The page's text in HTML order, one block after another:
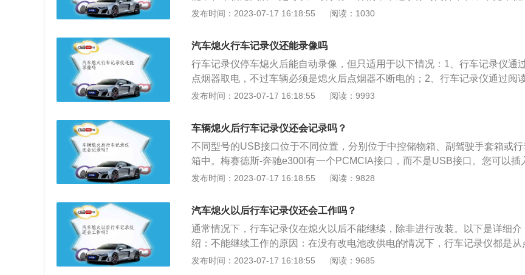
法，故导致不能循环录像。4、请检查卡里面锁定文件是否过多，若过多，则会
文件在卡里面，比如将卡取出，用非专业读卡器读取，有些设备会将文件写入
内，导致无法循环录像，请将卡在产品上格式化后再用。
火后记录仪是没有充电的。一般的记录仪在汽车熄火后十几秒内就会关机，自
即记录车辆行驶途中的影像及声音等相关资讯的仪器。安装行车记录仪后，能
记录汽车行驶全过程的视频图像和声音，可为交通事故提供证据。喜欢自驾游
人，还可以用它来记录征服艰难险阻的过程。开车时边走边录像，同时把时间
速度、所在位置都记录在录像里，相当“黑匣子”。也可在家用作DV拍摄生活乐
趣，或者作为家用监控使用。平时还可以做停车监控，安装行车记录仪，视频
在社会那些不可避免的碰瓷行为。
发布时间：2023-07-17 16:18:55 阅读：1030
汽车熄火行车记录仪还能录像吗
行车记录仪停车熄火后能自动录像，但只适用于以下情况：1、行车记录仪通
点烟器取电，不过车辆必须是熄火后点烟器不断电的；2、行车记录仪通过阅
灯或其他常电来取电；3、行车记录仪设置了停车监控功能或缩时录影功能，或
种是只有车辆发生震动时才开启短时间的录像，但是还没有能够熄火后连续持
工作拍摄的行车记录仪。如果是依靠内置电池来进行供电，那么行车记录仪可
录像的时间就比较短，一般电池供电也就只能待机四到五个小时左右，有些电
容量低的电池也只能待机半个小时左右，所以是不能长时间录像的。全时录像
汽车熄火后汽车记录仪仍旧可以保持24小时的录像工作，前提是行车记录仪有
只依靠电池是无法坚持很长时间的，电池没电行车记录仪就会关机了。短时录
像：一般在停车后汽车发生震动的时候才会开启短时间的录像，比如受到碰撞
前面有物体移动等情况出现，这样也可以利于保存蓄电池里的电量。即使行车
单摄行车记录仪只可以拍到前面，双摄行车记录仪只可以拍到前后，360全景行
发布时间：2023-07-17 16:18:55 阅读：9993
车辆熄火后行车记录仪还会记录吗？
不同型号的USB接口位于不同位置，分别位于中控储物箱、副驾驶手套箱或行
箱中。梅赛德斯-奔驰e300l有一个PCMCIA接口，而不是USB接口。您可以插
CF卡。使用此功能可直接在屏幕下方播放MP3。您还可以将卡上的歌曲复制到
备充电2、用于收听音乐的外部存储设备3、如果导航支持互连，还可以与手机
Pad等同步如何使用USB播放音乐？媒体可以通过四种方式播放：CD、蓝牙、
SB和SD卡。只需使用iTunes或任何移动助手软件将音乐导入手机即可。导入
后，上车，用USB线连接苹果手机，在媒体中选择设备iPod名称，汽车将自动
放您刚导入的歌曲。现在你可以在手机上打开应用程序，开始播放歌曲。此时
发布时间：2023-07-17 16:18:55 阅读：9828
汽车熄火以后行车记录仪还会工作吗？
通常情况下，行车记录仪在熄火以后不能继续，除非进行改装。以下是详细介
绍：不能继续工作的原因：在没有改电池改供电的情况下，行车记录仪都是从
烟器端口取电，一般行车记录仪在汽车熄火后十几秒内就会关机，自然也就不
发布时间：2023-07-17 16:18:55 阅读：9685